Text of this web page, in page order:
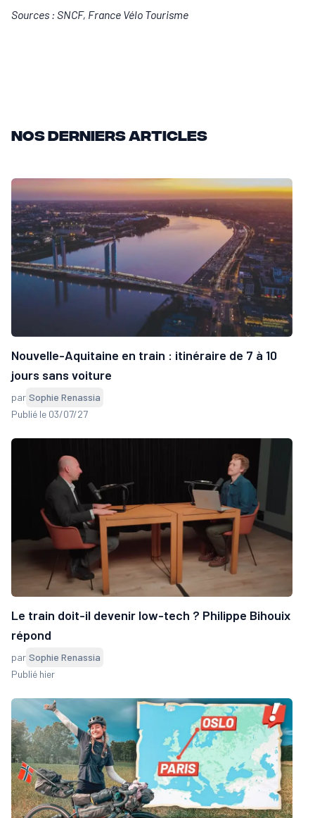
Sources : SNCF, France Vélo Tourisme
Nos derniers articles
Nouvelle-Aquitaine en train : itinéraire de 7 à 10
jours sans voiture
par Sophie Renassia
Publié le 03/07/27
Le train doit-il devenir low-tech ? Philippe Bihouix
répond
par Sophie Renassia
Publié hier